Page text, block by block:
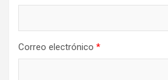
Correo electrónico *